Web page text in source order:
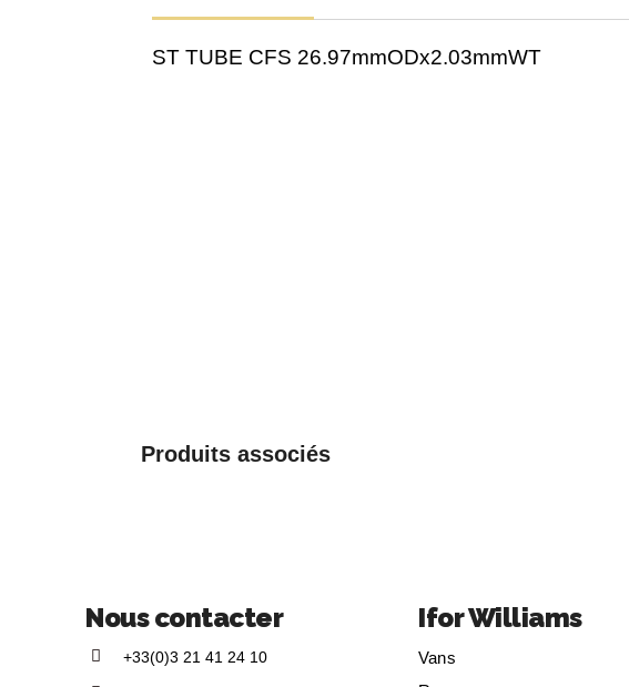
ST TUBE CFS 26.97mmODx2.03mmWT
Produits associés
Nous contacter
+33(0)3 21 41 24 10
Ifor Williams
Vans